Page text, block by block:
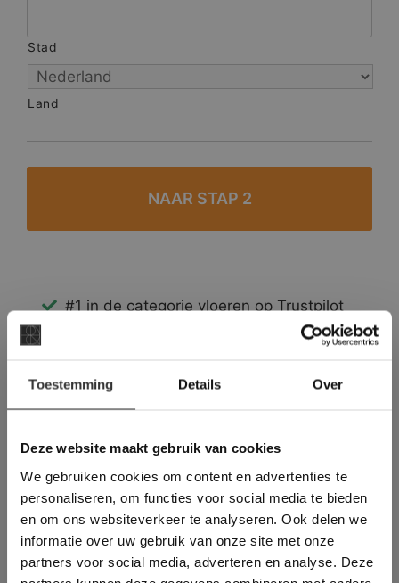
Toestemming Details Over
Deze website maakt gebruik van cookies
We gebruiken cookies om content en advertenties te
personaliseren, om functies voor social media te bieden
en om ons websiteverkeer te analyseren. Ook delen we
informatie over uw gebruik van onze site met onze
partners voor social media, adverteren en analyse. Deze
Stad
Land
#1 in de categorie vloeren op Trustpilot
Binnen 24 uur een passende offerte
Meer dan 500 m2 showroom
Deze website maakt
gebruik van cookies.
This Cookie Banner was deleted and is no
longer working. Please contact the website
administrator.
Deze website gebruikt cookies om de
gebruikerservaring te verbeteren. Door
gebruik te maken van onze website geeft u
toestemming voor alle cookies in
overeenstemming met ons cookiebeleid.Lees
verder